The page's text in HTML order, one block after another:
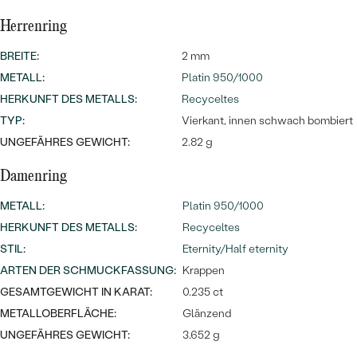
Bestseller
ANSEHEN
Herrenring
BREITE:
2 mm
METALL:
Platin 950/1000
HERKUNFT DES METALLS:
Recyceltes
TYP:
Vierkant, innen schwach bombiert
UNGEFÄHRES GEWICHT:
2.82 g
Damenring
METALL:
Platin 950/1000
HERKUNFT DES METALLS:
Recyceltes
STIL:
Eternity/Half eternity
ARTEN DER SCHMUCKFASSUNG: Krappen
GESAMTGEWICHT IN KARAT:
0.235 ct
METALLOBERFLÄCHE:
Glänzend
UNGEFÄHRES GEWICHT:
3.652 g